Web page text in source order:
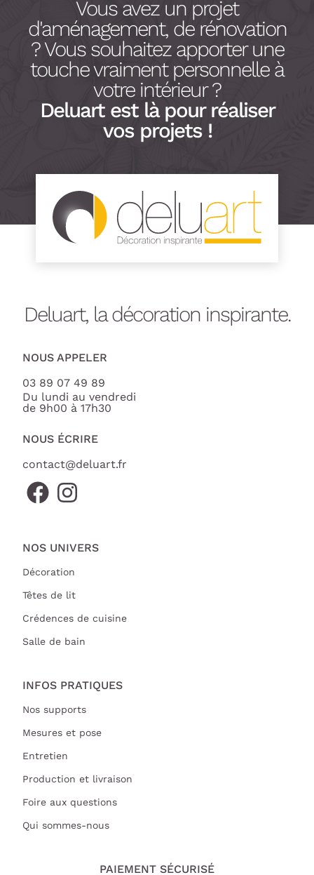
Vous avez un projet
d'aménagement, de rénovation
? Vous souhaitez apporter une
touche vraiment personnelle à
votre intérieur ?
Deluart est là pour réaliser
vos projets !
Deluart, la décoration inspirante.
NOUS APPELER
03 89 07 49 89
Du lundi au vendredi
de 9h00 à 17h30
NOUS ÉCRIRE
contact@deluart.fr
NOS UNIVERS
Décoration
Têtes de lit
Crédences de cuisine
Salle de bain
INFOS PRATIQUES
Nos supports
Mesures et pose
Entretien
Production et livraison
Foire aux questions
Qui sommes-nous
PAIEMENT SÉCURISÉ